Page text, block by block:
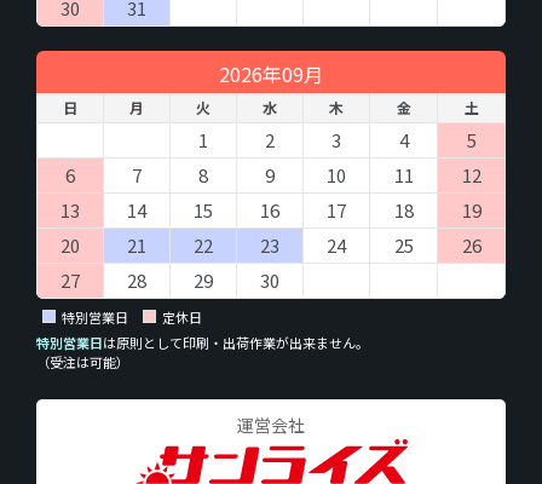
30
31
2026年09月
日 月 火 水 木 金 土
1 2 3 4
5
6
7 8 9 10 11
12
13
14 15 16 17 18
19
20
21 22 23 24 25
26
27
28 29 30
特別営業日
定休日
特別営業日は原則として印刷・出荷作業が出来ません。
（受注は可能）
運営会社